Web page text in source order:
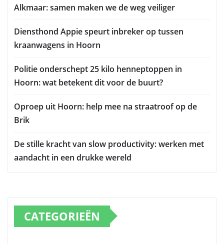
Alkmaar: samen maken we de weg veiliger
Diensthond Appie speurt inbreker op tussen
kraanwagens in Hoorn
Politie onderschept 25 kilo henneptoppen in
Hoorn: wat betekent dit voor de buurt?
Oproep uit Hoorn: help mee na straatroof op de
Brik
De stille kracht van slow productivity: werken met
aandacht in een drukke wereld
CATEGORIEËN